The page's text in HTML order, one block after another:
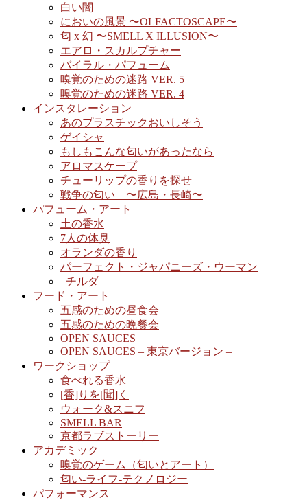
白い闇
においの風景 〜OLFACTOSCAPE〜
匂 x 幻 〜SMELL X ILLUSION〜
エアロ・スカルプチャー
バイラル・パフューム
嗅覚のための迷路 VER. 5
嗅覚のための迷路 VER. 4
インスタレーション
あのプラスチックおいしそう
ゲイシャ
もしもこんな匂いがあったなら
アロマスケープ
チューリップの香りを探せ
戦争の匂い 〜広島・長崎〜
パフューム・アート
土の香水
7人の体臭
オランダの香り
パーフェクト・ジャパニーズ・ウーマン
_チルダ
フード・アート
五感のための昼食会
五感のための晩餐会
OPEN SAUCES
OPEN SAUCES – 東京バージョン –
ワークショップ
食べれる香水
[香]りを[聞]く
ウォーク&スニフ
SMELL BAR
京都ラブストーリー
アカデミック
嗅覚のゲーム（匂いとアート）
匂い-ライフ-テクノロジー
パフォーマンス